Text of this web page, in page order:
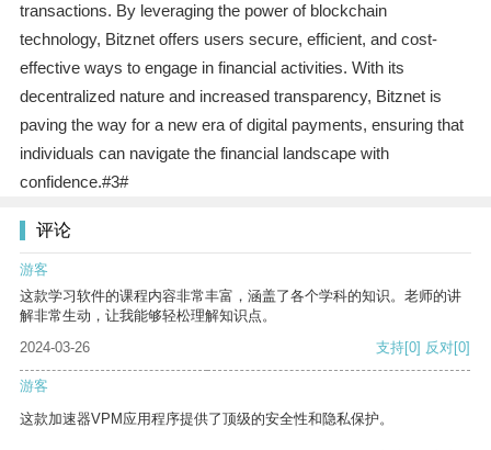
transactions. By leveraging the power of blockchain
technology, Bitznet offers users secure, efficient, and cost-
effective ways to engage in financial activities. With its
decentralized nature and increased transparency, Bitznet is
paving the way for a new era of digital payments, ensuring that
individuals can navigate the financial landscape with
confidence.#3#
评论
游客
这款学习软件的课程内容非常丰富，涵盖了各个学科的知识。老师的讲
解非常生动，让我能够轻松理解知识点。
2024-03-26
支持[0] 反对[0]
游客
这款加速器VPM应用程序提供了顶级的安全性和隐私保护。